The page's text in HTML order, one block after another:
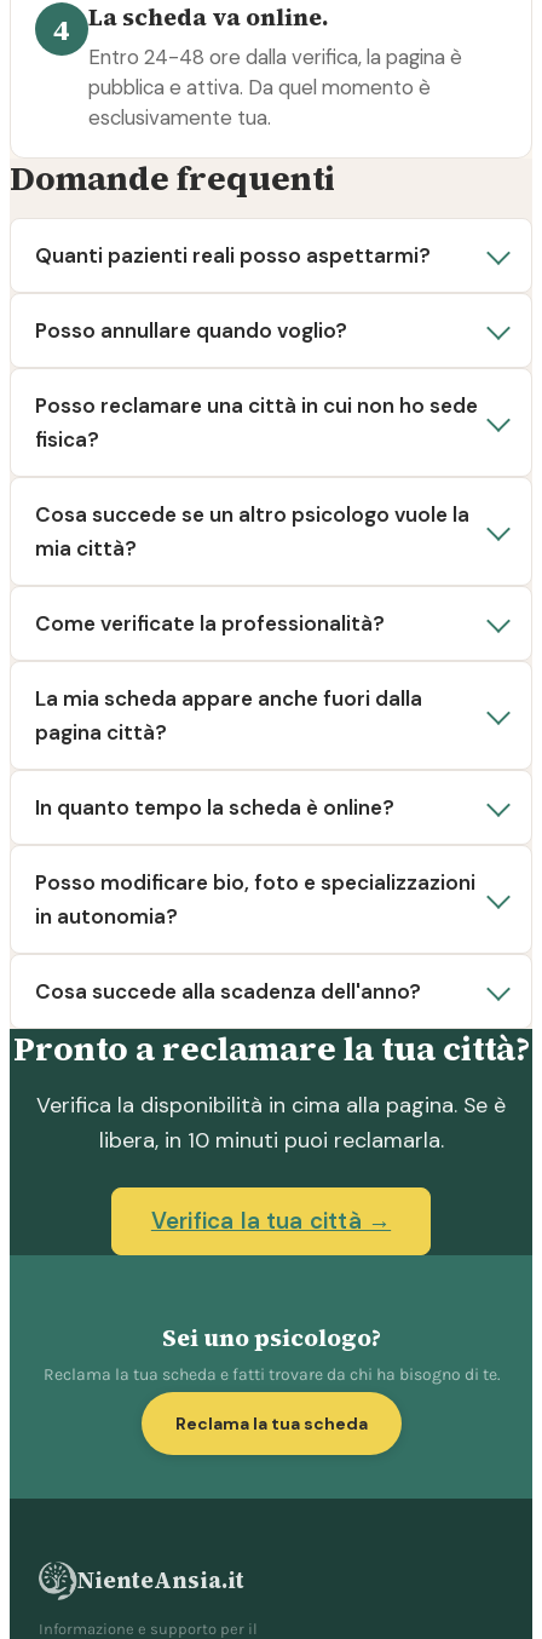
4 La scheda va online.
Entro 24-48 ore dalla verifica, la pagina è
pubblica e attiva. Da quel momento è
esclusivamente tua.
Domande frequenti
Quanti pazienti reali posso aspettarmi?
Posso annullare quando voglio?
Posso reclamare una città in cui non ho sede
fisica?
Cosa succede se un altro psicologo vuole la
mia città?
Come verificate la professionalità?
La mia scheda appare anche fuori dalla
pagina città?
In quanto tempo la scheda è online?
Posso modificare bio, foto e specializzazioni
in autonomia?
Cosa succede alla scadenza dell'anno?
Pronto a reclamare la tua città?
Verifica la disponibilità in cima alla pagina. Se è
libera, in 10 minuti puoi reclamarla.
Verifica la tua città →
Sei uno psicologo?
Reclama la tua scheda e fatti trovare da chi ha bisogno di te.
Reclama la tua scheda
NienteAnsia.it
Informazione e supporto per il